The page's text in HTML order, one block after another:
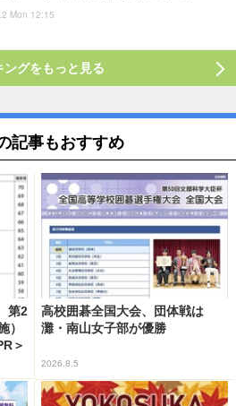
Mon 12:15
ングをもっと見る
記事もおすすめ
第2
）
＞
高校囲碁全国大会、団体戦は
灘・南山女子部が優勝
2026.8.5